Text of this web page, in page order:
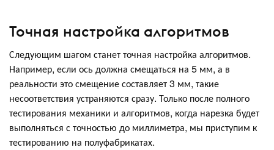
Точная настройка алгоритмов
Следующим шагом станет точная настройка алгоритмов.
Например, если ось должна смещаться на 5 мм, а в
реальности это смещение составляет 3 мм, такие
несоответствия устраняются сразу. Только после полного
тестирования механики и алгоритмов, когда нарезка будет
выполняться с точностью до миллиметра, мы приступим к
тестированию на полуфабрикатах.